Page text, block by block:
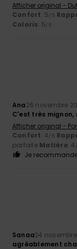
Afficher original -
Confort: 5/5
Coloris: 5/5
Ana26 novembre
C'est très
Afficher original -
Confort: 4/5
parfaite Matière: 4
Je
Sanaa24
agréablement